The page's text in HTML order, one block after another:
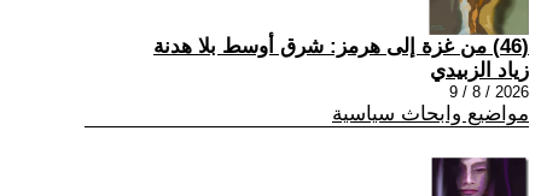
(46) من غزة إلى هرمز: شرق أوسط بلا هدنة
زياد الزبيدي
2026 / 8 / 9
مواضيع وابحاث سياسية